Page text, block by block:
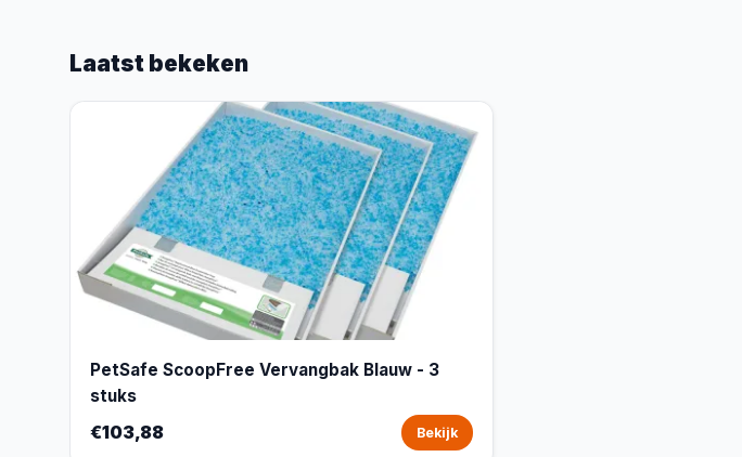
Laatst bekeken
PetSafe ScoopFree Vervangbak Blauw - 3
stuks
€103,88 Bekijk